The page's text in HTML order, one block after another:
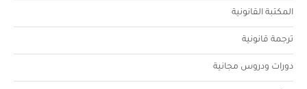
المكتبة القانونية
ترجمة قانونية
دورات ودروس مجانية